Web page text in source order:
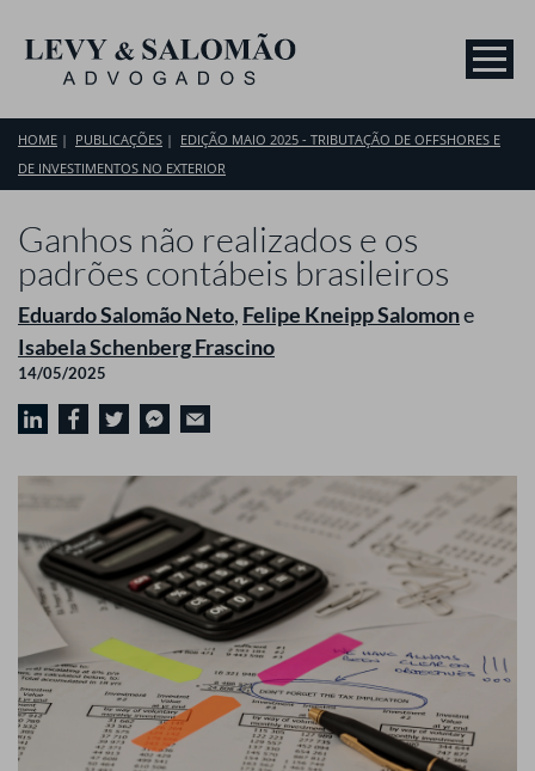
HOME PUBLICAÇÕES
EDIÇÃO MAIO 2025 - TRIBUTAÇÃO DE OFFSHORES E
DE INVESTIMENTOS NO EXTERIOR
Ganhos não realizados e os
padrões contábeis brasileiros
Eduardo Salomão Neto, Felipe Kneipp Salomone
Isabela Schenberg Frascino
14/05/2025